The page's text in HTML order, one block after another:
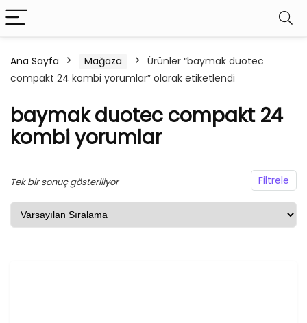
Ana Sayfa Mağaza
Ürünler “baymak duotec
compakt 24 kombi yorumlar” olarak etiketlendi
baymak duotec compakt 24
kombi yorumlar
Filtrele
Tek bir sonuç gösteriliyor